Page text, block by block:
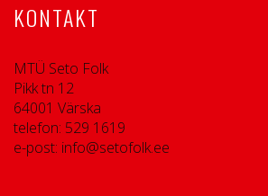
KONTAKT
MTÜ Seto Folk
Pikk tn 12
64001 Värska
telefon: 529 1619
e-post: info@setofolk.ee